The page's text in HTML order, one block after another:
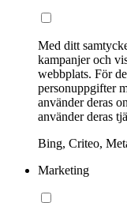
Med ditt
kampanjer och
webbplats. För
personuppgifter
använder deras
använder deras
Bing, Criteo,
Marketing